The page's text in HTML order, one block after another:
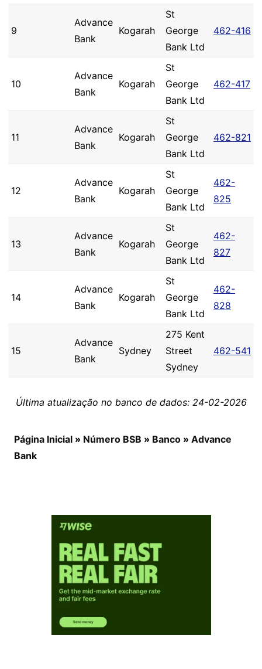
9
Advance
Bank
Kogarah
St
George
Bank Ltd
462-416
10
Advance
Bank
Kogarah
St
George
Bank Ltd
462-417
11
Advance
Bank
Kogarah
St
George
Bank Ltd
462-821
12
Advance
Bank
Kogarah
St
George
Bank Ltd
462-
825
13
Advance
Bank
Kogarah
St
George
Bank Ltd
462-
827
14
Advance
Bank
Kogarah
St
George
Bank Ltd
462-
828
15
Advance
Bank
Sydney
275 Kent
Street
Sydney
462-541
Última atualização no banco de dados: 24-02-2026
Página Inicial » Número BSB » Banco » Advance
Bank